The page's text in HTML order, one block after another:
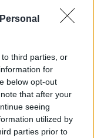
third parties, or
for
below opt-out
that after your
seeing
utilized by
parties prior to